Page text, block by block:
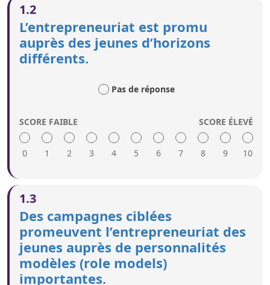
1.2
L’entrepreneuriat est promu
auprès des jeunes d’horizons
différents.
Pas de réponse
SCORE FAIBLE
0 1 2 3 4 5 6 7 8 9
SCORE ÉLEVÉ
10
success-stories », des personnes jouant un rôle
de modèle pour les jeunes (role models) et des
concours sont utilisés pour inspirer les jeunes et
mettre en avant les jeunes entrepreneurs ayant
des parcours très différents et des entreprises
variées.
1.3
Des campagnes ciblées
promeuvent l’entrepreneuriat des
jeunes auprès de personnalités
modèles (role models)
importantes.